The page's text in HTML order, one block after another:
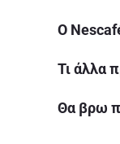
Ο
Τι άλλα
Θα βρω